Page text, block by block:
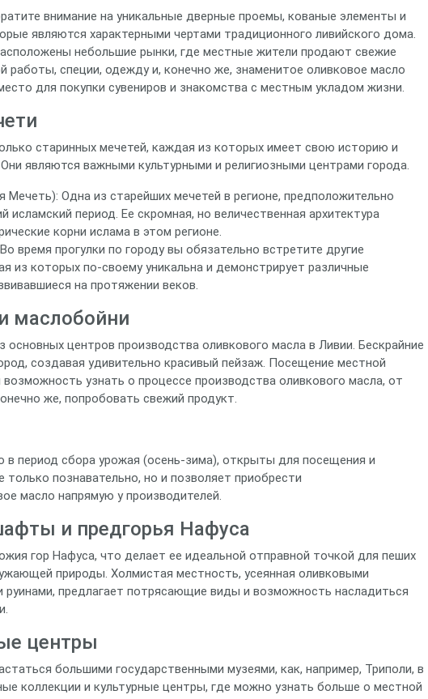
внимание на уникальные дверные проемы, кованые элементы и
являются характерными чертами традиционного ливийского дома.
небольшие рынки, где местные жители продают свежие
работы, специи, одежду и, конечно же, знаменитое оливковое масло
для покупки сувениров и знакомства с местным укладом жизни.
старинных мечетей, каждая из которых имеет свою историю и
являются важными культурными и религиозными центрами города.
Одна из старейших мечетей в регионе, предположительно
исламский период. Ее скромная, но величественная архитектура
корни ислама в этом регионе.
время прогулки по городу вы обязательно встретите другие
из которых по-своему уникальна и демонстрирует различные
на протяжении веков.
маслобойни
основных центров производства оливкового масла в Ливии. Бескрайние
создавая удивительно красивый пейзаж. Посещение местной
узнать о процессе производства оливкового масла, от
же, попробовать свежий продукт.
в период сбора урожая (осень-зима), открыты для посещения и
только познавательно, но и позволяет приобрести
масло напрямую у производителей.
и предгорья Нафуса
гор Нафуса, что делает ее идеальной отправной точкой для пеших
природы. Холмистая местность, усеянная оливковыми
руинами, предлагает потрясающие виды и возможность насладиться
центры
большими государственными музеями, как, например, Триполи, в
коллекции и культурные центры, где можно узнать больше о местной